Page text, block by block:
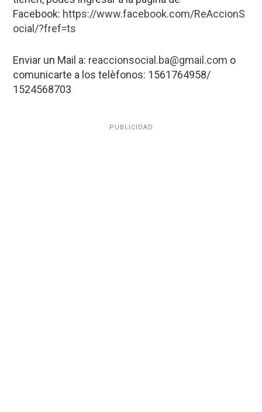
Facebook: https://www.facebook.com/ReAccionS
ocial/?fref=ts
Enviar un Mail a: reaccionsocial.ba@gmail.com o
comunicarte a los telèfonos: 1561764958/
1524568703
PUBLICIDAD